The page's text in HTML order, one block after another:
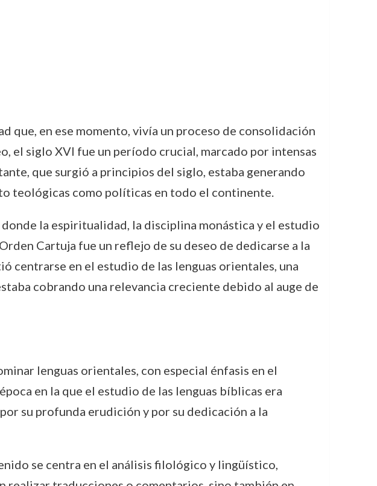
que, en ese momento, vivía un proceso de consolidación
el siglo XVI fue un período crucial, marcado por intensas
que surgió a principios del siglo, estaba generando
teológicas como políticas en todo el continente.
la espiritualidad, la disciplina monástica y el estudio
Cartuja fue un reflejo de su deseo de dedicarse a la
centrarse en el estudio de las lenguas orientales, una
cobrando una relevancia creciente debido al auge de
lenguas orientales, con especial énfasis en el
en la que el estudio de las lenguas bíblicas era
su profunda erudición y por su dedicación a la
se centra en el análisis filológico y lingüístico,